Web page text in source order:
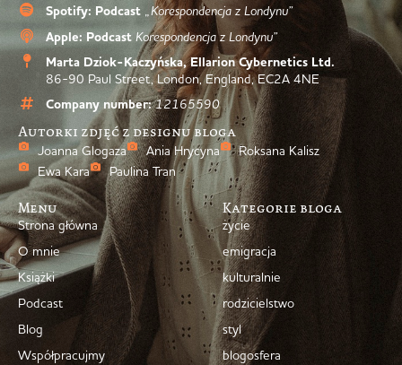
Spotify: Podcast „Korespondencja z Londynu”
Apple: Podcast Korespondencja z Londynu”
Marta Dziok-Kaczyńska, Ellarion Cybernetics Ltd.
86-90 Paul Street, London, England, EC2A 4NE
Company number: 12165590
Autorki zdjęć z designu bloga
Joanna Glogaza Ania Hrycyna
Roksana Kalisz
Ewa Kara
Paulina Tran
Menu
Strona główna
O mnie
Książki
Podcast
Blog
Współpracujmy
Kategorie bloga
życie
emigracja
kulturalnie
rodzicielstwo
styl
blogosfera